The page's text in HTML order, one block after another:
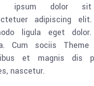
ipsum dolor
adipiscing elit.
ligula eget dolor.
Cum sociis Theme
et magnis dis
nascetur.